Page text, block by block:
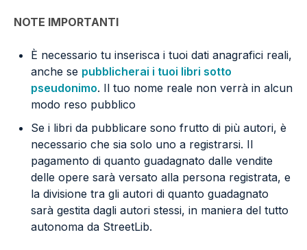
NOTE IMPORTANTI
È necessario tu inserisca i tuoi dati anagrafici reali,
anche se pubblicherai i tuoi libri sotto
pseudonimo. Il tuo nome reale non verrà in alcun
modo reso pubblico
Se i libri da pubblicare sono frutto di più autori, è
necessario che sia solo uno a registrarsi. Il
pagamento di quanto guadagnato dalle vendite
delle opere sarà versato alla persona registrata, e
la divisione tra gli autori di quanto guadagnato
sarà gestita dagli autori stessi, in maniera del tutto
autonoma da StreetLib.